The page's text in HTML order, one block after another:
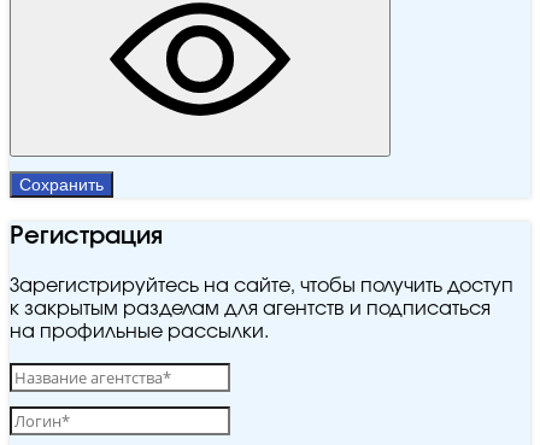
Сохранить
Регистрация
Зарегистрируйтесь на сайте, чтобы получить доступ
к закрытым разделам для агентств и подписаться
на профильные рассылки.